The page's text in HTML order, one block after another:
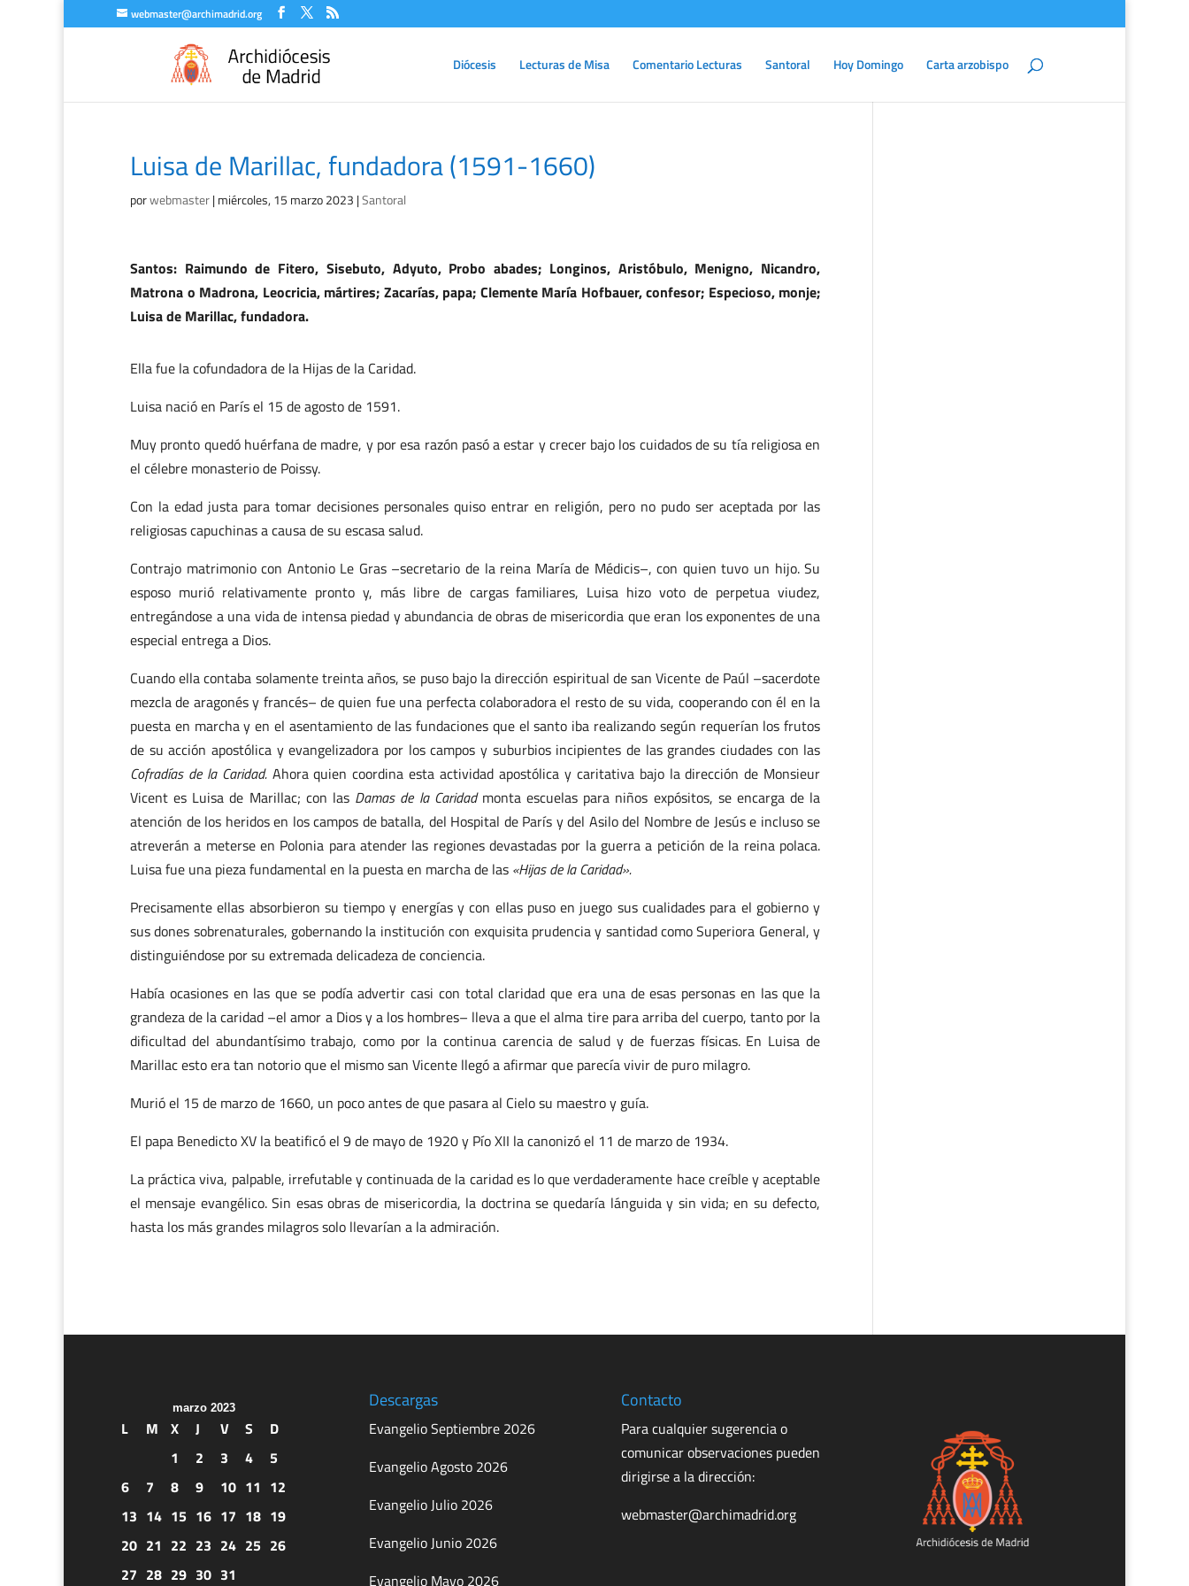
webmaster@archimadrid.org
Diócesis Lecturas de Misa Comentario Lecturas Santoral Hoy Domingo Carta arzobispo
Luisa de Marillac, fundadora (1591-1660)
porwebmaster|miércoles, 15 marzo 2023 |Santoral
Santos: Raimundo de Fitero, Sisebuto, Adyuto, Probo abades; Longinos, Aristóbulo, Menigno, Nicandro,
Matrona o Madrona, Leocricia, mártires; Zacarías, papa; Clemente María Hofbauer, confesor; Especioso, monje;
Luisa de Marillac, fundadora.
Ella fue la cofundadora de la Hijas de la Caridad.
Luisa nació en París el 15 de agosto de 1591.
Muy pronto quedó huérfana de madre, y por esa razón pasó a estar y crecer bajo los cuidados de su tía religiosa en
el célebre monasterio de Poissy.
Con la edad justa para tomar decisiones personales quiso entrar en religión, pero no pudo ser aceptada por las
religiosas capuchinas a causa de su escasa salud.
Contrajo matrimonio con Antonio Le Gras –secretario de la reina María de Médicis–, con quien tuvo un hijo. Su
esposo murió relativamente pronto y, más libre de cargas familiares, Luisa hizo voto de perpetua viudez,
entregándose a una vida de intensa piedad y abundancia de obras de misericordia que eran los exponentes de una
especial entrega a Dios.
Cuando ella contaba solamente treinta años, se puso bajo la dirección espiritual de san Vicente de Paúl –sacerdote
mezcla de aragonés y francés– de quien fue una perfecta colaboradora el resto de su vida, cooperando con él en la
puesta en marcha y en el asentamiento de las fundaciones que el santo iba realizando según requerían los frutos
de su acción apostólica y evangelizadora por los campos y suburbios incipientes de las grandes ciudades con las
Cofradías de la Caridad. Ahora quien coordina esta actividad apostólica y caritativa bajo la dirección de Monsieur
Vicent es Luisa de Marillac; con las Damas de la Caridadmonta escuelas para niños expósitos, se encarga de la
atención de los heridos en los campos de batalla, del Hospital de París y del Asilo del Nombre de Jesús e incluso se
atreverán a meterse en Polonia para atender las regiones devastadas por la guerra a petición de la reina polaca.
Luisa fue una pieza fundamental en la puesta en marcha de las «Hijas de la Caridad».
Precisamente ellas absorbieron su tiempo y energías y con ellas puso en juego sus cualidades para el gobierno y
sus dones sobrenaturales, gobernando la institución con exquisita prudencia y santidad como Superiora General, y
distinguiéndose por su extremada delicadeza de conciencia.
Había ocasiones en las que se podía advertir casi con total claridad que era una de esas personas en las que la
grandeza de la caridad –el amor a Dios y a los hombres– lleva a que el alma tire para arriba del cuerpo, tanto por la
dificultad del abundantísimo trabajo, como por la continua carencia de salud y de fuerzas físicas. En Luisa de
Marillac esto era tan notorio que el mismo san Vicente llegó a afirmar que parecía vivir de puro milagro.
Murió el 15 de marzo de 1660, un poco antes de que pasara al Cielo su maestro y guía.
El papa Benedicto XV la beatificó el 9 de mayo de 1920 y Pío XII la canonizó el 11 de marzo de 1934.
La práctica viva, palpable, irrefutable y continuada de la caridad es lo que verdaderamente hace creíble y aceptable
el mensaje evangélico. Sin esas obras de misericordia, la doctrina se quedaría lánguida y sin vida; en su defecto,
hasta los más grandes milagros solo llevarían a la admiración.
marzo 2023
L M X J V S
D
1
2 3 4
5
6
7 8 9 10 11 12
13 14 15 16 17 18 19
20 21 22 23 24 25 26
27 28 29 30 31
Descargas
Evangelio Septiembre 2026
Evangelio Agosto 2026
Evangelio Julio 2026
Evangelio Junio 2026
Evangelio Mayo 2026
Contacto
Para cualquier sugerencia o
comunicar observaciones pueden
dirigirse a la dirección:
webmaster@archimadrid.org